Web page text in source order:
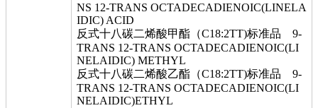
NS 12-TRANS OCTADECADIENOIC(LINELA
IDIC) ACID
反式十八碳二烯酸甲酯（C18:2TT)标准品 9-
TRANS 12-TRANS OCTADECADIENOIC(LI
NELAIDIC) METHYL
反式十八碳二烯酸乙酯（C18:2TT)标准品 9-
TRANS 12-TRANS OCTADECADIENOIC(LI
NELAIDIC)ETHYL